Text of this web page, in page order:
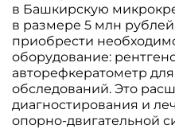
в Башкирскую
в размере 5 млн
приобрести
оборудование:
авторефкератометр
обследований. Это
диагностирования и
опорно-двигательной